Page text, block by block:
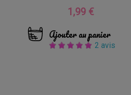
Prix
1,99 €
Ajouter au panier
2 avis